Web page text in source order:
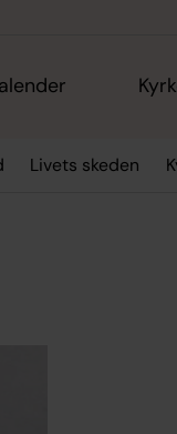
Livets skeden